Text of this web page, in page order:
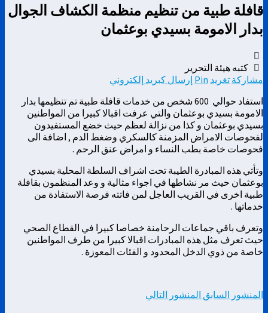
قافلة طبية من تنظيم منظمة الكشاف الجوال
بدار الامومة بسيدي بوعثمان
كتبه هيئة التحرير
مشاركة تغريد Pin إرسال كبريد إلكتروني
استفاد حوالي 600 شخص من خدمات قافلة طبية تم تنظيمها بدار
الامومة بسيدي بوعثمان والتي عرفت اقبالا كبيرا من المواطنين
بسيدي بوعثمان و كذا من نزالة لعظم حيث خضع المستفيدون
لفحوصات الامراض المزمنة كالسكري وضغط الدم , اضافة الى
فحوصات خاصة بطب النساء و امراض عنق الرحم .
وتأتي هذه المبادرة الطيبة تحت اشراف السلطة المحلية بسيدي
بوعثمان حيث مر نشاطها في اجواء مثالية و وعد المنظمون بقافلة
طبية اخرى في القريب العاجل لمن فاتته فرصة الاستفادة من
خدماتها .
وتعرف باقي جماعات الرحامنة خصاصا كبيرا في القطاع الصحي
حيث تعرف مثل هذه المبادرات اقبالا كبيرا من طرف المواطنين
خاصة من ذوي الدخل المحدود و الفئات المعوزة .
المنشور السابق المنشور التالي